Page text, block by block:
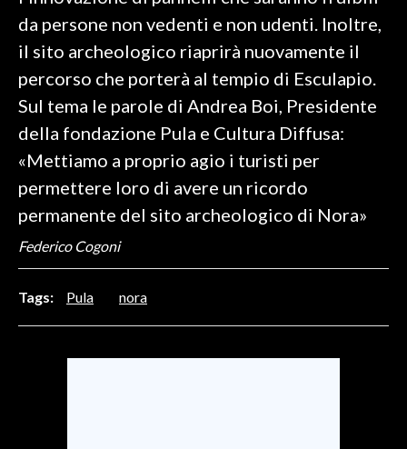
SALUTE
SARDEGNA TURISMO
SARDI NEL MONDO
NOTIZIE
EVENTI
#CARAUNIONE
INSULARITÀ
da persone non vedenti e non udenti. Inoltre,
il sito archeologico riaprirà nuovamente il
percorso che porterà al tempio di Esculapio.
Sul tema le parole di Andrea Boi, Presidente
della fondazione Pula e Cultura Diffusa:
«Mettiamo a proprio agio i turisti per
permettere loro di avere un ricordo
permanente del sito archeologico di Nora»
Federico Cogoni
Tags: Pula nora